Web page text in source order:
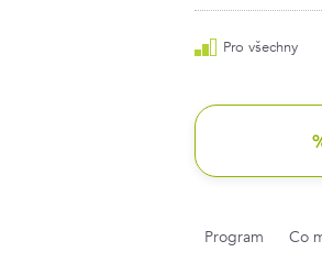
Pro všechny
Program Co